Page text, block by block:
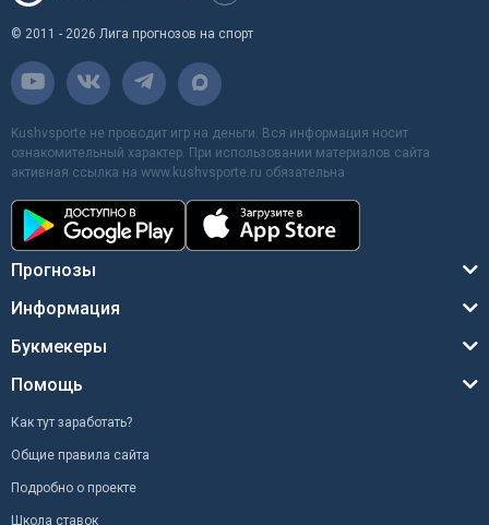
© 2011 - 2026 Лига прогнозов на спорт
Kushvsporte не проводит игр на деньги. Вся информация носит
ознакомительный характер. При использовании материалов сайта
активная ссылка на www.kushvsporte.ru обязательна
Прогнозы
Информация
Букмекеры
Помощь
Как тут заработать?
Общие правила сайта
Подробно о проекте
Школа ставок